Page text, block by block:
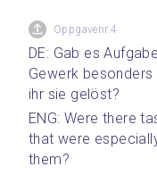
Oppgavenr.4
DE: Gab es
Gewerk
ihr sie gelöst?
ENG: Were there
that were
them?